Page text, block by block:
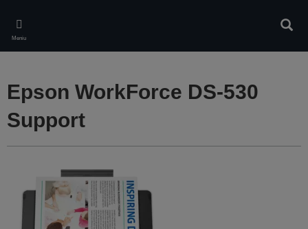
main
content
Meniu
Epson WorkForce DS-530
Support